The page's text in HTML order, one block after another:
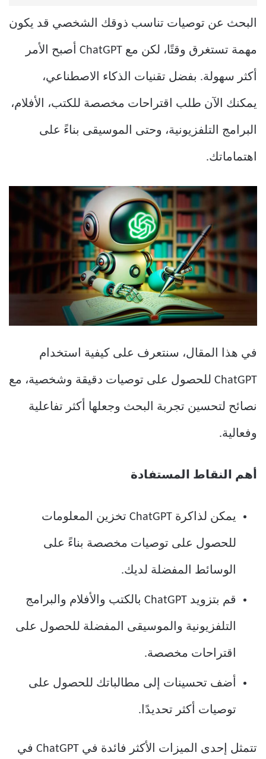
البحث عن توصيات تناسب ذوقك الشخصي قد يكون
مهمة تستغرق وقتًا، لكن مع ChatGPT أصبح الأمر
أكثر سهولة. بفضل تقنيات الذكاء الاصطناعي،
يمكنك الآن طلب اقتراحات مخصصة للكتب، الأفلام،
البرامج التلفزيونية، وحتى الموسيقى بناءً على
اهتماماتك.
في هذا المقال، سنتعرف على كيفية استخدام
ChatGPT للحصول على توصيات دقيقة وشخصية، مع
نصائح لتحسين تجربة البحث وجعلها أكثر تفاعلية
وفعالية.
أهم النقاط المستفادة
يمكن لذاكرة ChatGPT تخزين المعلومات
للحصول على توصيات مخصصة بناءً على
الوسائط المفضلة لديك.
قم بتزويد ChatGPT بالكتب والأفلام والبرامج
التلفزيونية والموسيقى المفضلة للحصول على
اقتراحات مخصصة.
أضف تحسينات إلى مطالباتك للحصول على
توصيات أكثر تحديدًا.
تتمثل إحدى الميزات الأكثر فائدة في ChatGPT في